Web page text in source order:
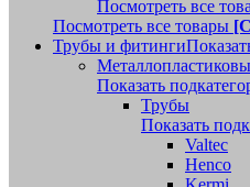
Посмотреть все
Посмотреть все товары
Трубы и фитинги
Показать
Трубы
Показать
Valtec
Henco